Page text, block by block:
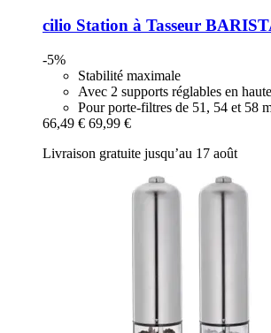
cilio Station à Tasseur
-5%
Stabilité maximale
Avec 2 supports réglables en
Pour porte-filtres de 51, 54 et 58
66,49 € 69,99 €
Livraison gratuite jusqu’au 17 août